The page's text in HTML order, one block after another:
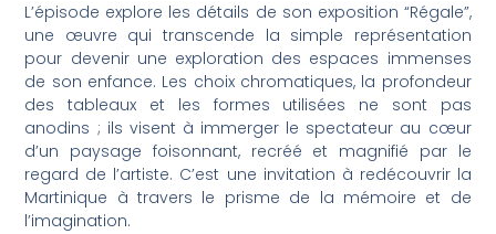
L’épisode explore les détails de son exposition “Régale”,
une œuvre qui transcende la simple représentation
pour devenir une exploration des espaces immenses
de son enfance. Les choix chromatiques, la profondeur
des tableaux et les formes utilisées ne sont pas
anodins ; ils visent à immerger le spectateur au cœur
d’un paysage foisonnant, recréé et magnifié par le
regard de l’artiste. C’est une invitation à redécouvrir la
Martinique à travers le prisme de la mémoire et de
l’imagination.